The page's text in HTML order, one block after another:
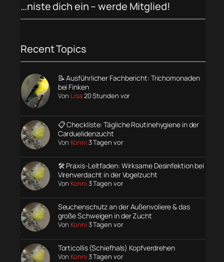
…niste dich ein – werde Mitglied!
Recent Topics
📝 Ausführlicher Fachbericht: Trichomonaden
bei Finken
Von Lisa20 Stunden vor
📋 Checkliste: Tägliche Routinehygiene in der
Carduelidenzucht
Von Konni 3 Tagen vor
🛠️ Praxis-Leitfaden: Wirksame Desinfektion bei
Virenverdacht in der Vogelzucht
Von Konni 3 Tagen vor
Seuchenschutz an der Außenvoliere & das
große Schweigen in der Zucht
Von Konni 3 Tagen vor
Torticollis (Schiefhals) Kopfverdrehen
Von Konni 3 Tagen vor